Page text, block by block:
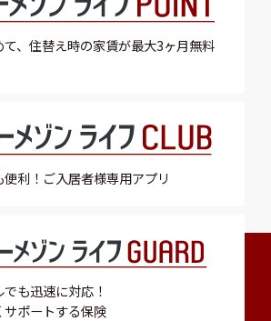
、 住替え時の家賃が最大3ヶ月無料
利！ ご入居者様専用アプリ
も迅速に対応！
ポートする保険